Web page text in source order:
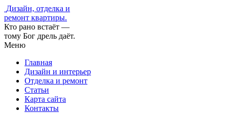
Дизайн, отделка и
ремонт квартиры.
Кто рано встаёт —
тому Бог дрель даёт.
Меню
Главная
Дизайн и интерьер
Отделка и ремонт
Статьи
Карта сайта
Контакты